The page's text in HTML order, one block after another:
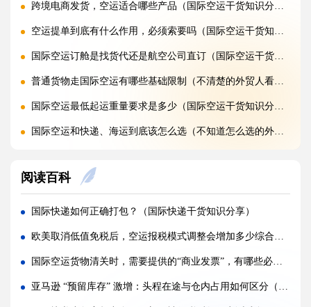
跨境电商发货，空运适合哪些产品（国际空运干货知识分享）
空运提单到底有什么作用，必须索要吗（国际空运干货知识分享）
国际空运订舱是找货代还是航空公司直订（国际空运干货知识分享）
普通货物走国际空运有哪些基础限制（不清楚的外贸人看过来）
国际空运最低起运重量要求是多少（国际空运干货知识分享）
国际空运和快递、海运到底该怎么选（不知道怎么选的外贸人看过来）
国际空运流程完整步骤是什么（国际空运干货知识分享）
节假日国际航班大面积缩减，空运滞港该如何加急提取?(国际空运干货知识分享)
高价值货品空运丢失，保险理赔需要准备哪些凭证材料?(国际空运干货知识分享)
空运堆叠挤压导致箱体塌陷，怎样打包加固符合航司标准(国际空运干货知识分享)
海运转空运紧急换货，潮湿货物如何防潮避免霉变破损(国际物流干货知识分享)
阅读百科
国际快递如何正确打包？（国际快递干货知识分享）
欧美取消低值免税后，空运报税模式调整会增加多少综合物流成本（国际空运干货知识分享）
国际空运货物清关时，需要提供的“商业发票”，有哪些必填项不能漏？（跨境电商卖家请注意）
亚马逊 “预留库存” 激增：头程在途与仓内占用如何区分（亚马逊干货知识分享）